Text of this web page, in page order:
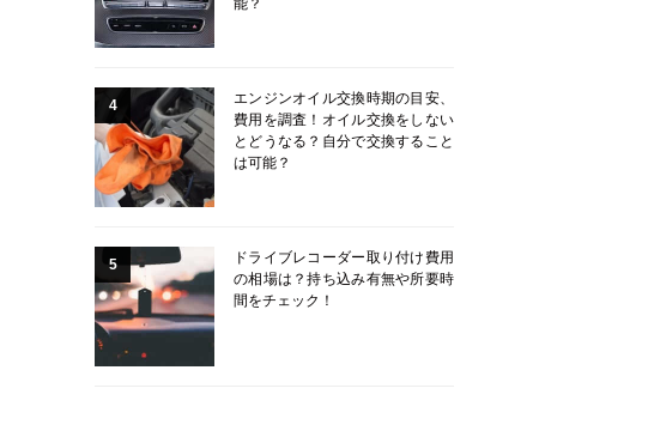
能？
4
エンジンオイル交換時期の目安、
費用を調査！オイル交換をしない
とどうなる？自分で交換すること
は可能？
5
ドライブレコーダー取り付け費用
の相場は？持ち込み有無や所要時
間をチェック！